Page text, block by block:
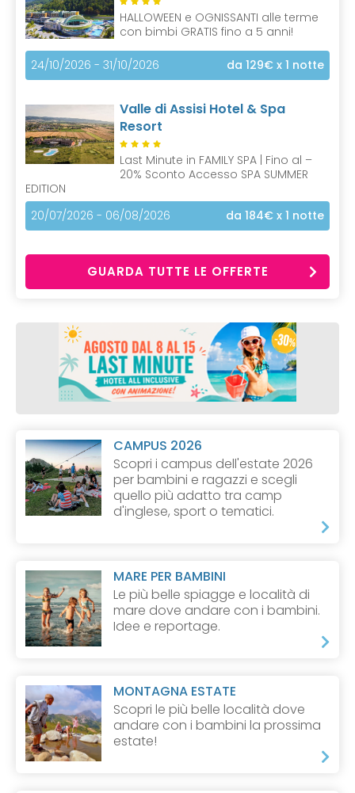
HALLOWEEN e OGNISSANTI alle terme
con bimbi GRATIS fino a 5 anni!
24/10/2026 - 31/10/2026 da 129€ x 1 notte
Valle di Assisi Hotel & Spa
Resort
Last Minute in FAMILY SPA | Fino al –
20% Sconto Accesso SPA SUMMER
EDITION
20/07/2026 - 06/08/2026
da 184€ x 1 notte
GUARDA TUTTE LE OFFERTE
CAMPUS 2026
Scopri i campus dell'estate 2026
per bambini e ragazzi e scegli
quello più adatto tra camp
d'inglese, sport o tematici.
MARE PER BAMBINI
Le più belle spiagge e località di
mare dove andare con i bambini.
Idee e reportage.
MONTAGNA ESTATE
Scopri le più belle località dove
andare con i bambini la prossima
estate!